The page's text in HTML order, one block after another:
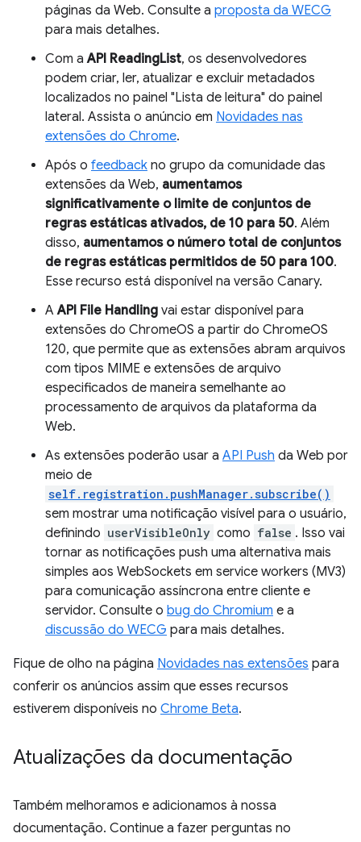
páginas da Web. Consulte a proposta da WECG
para mais detalhes.
Com aAPI ReadingList, os desenvolvedores
podem criar, ler, atualizar e excluir metadados
localizados no painel "Lista de leitura" do painel
lateral. Assista o anúncio em Novidades nas
extensões do Chrome.
Após o feedback no grupo da comunidade das
extensões da Web, aumentamos
significativamente o limite de conjuntos de
regras estáticas ativados, de 10 para 50. Além
disso, aumentamos o número total de conjuntos
de regras estáticas permitidos de 50 para 100.
Esse recurso está disponível na versão Canary.
AAPI File Handling vai estar disponível para
extensões do ChromeOS a partir do ChromeOS
120, que permite que as extensões abram arquivos
com tipos MIME e extensões de arquivo
especificados de maneira semelhante ao
processamento de arquivos da plataforma da
Web.
As extensões poderão usar a API Push da Web por
meio de
self.registration.pushManager.subscribe()
sem mostrar uma notificação visível para o usuário,
definindo userVisibleOnly como false . Isso vai
tornar as notificações push uma alternativa mais
simples aos WebSockets em service workers (MV3)
para comunicação assíncrona entre cliente e
servidor. Consulte o bug do Chromium e a
discussão do WECG para mais detalhes.
Fique de olho na página Novidades nas extensões para
conferir os anúncios assim que esses recursos
estiverem disponíveis no Chrome Beta.
Atualizações da documentação
Também melhoramos e adicionamos à nossa
documentação. Continue a fazer perguntas no